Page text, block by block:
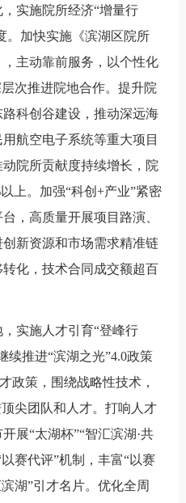
，实施院所经济“增量行
。加快实施《滨湖区院所
主动靠前服务，以个性化
次推进院地合作。提升院
科创谷建设，推动深远海
航空电子系统等重大项目
院所贡献度持续增长，院
上。加强“科创+产业”紧密
，高质量开展项目路演、
新资源和市场需求精准链
化，技术合同成交额超百
，实施人才引育“登峰行
续推进“滨湖之光”4.0政策
政策，围绕战略性技术，
尖团队和人才。打响人才
展“太湖杯”“智汇滨湖·共
赛代评”机制，丰富“以赛
湖”引才名片。优化全周